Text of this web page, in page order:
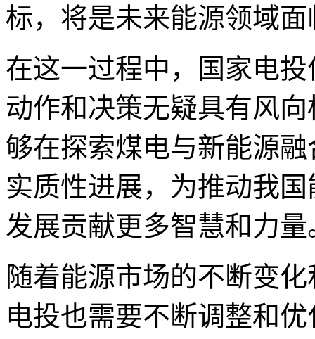
标，将是未来能源领域
在这一过程中，国家电
动作和决策无疑具有风
够在探索煤电与新能源
实质性进展，为推动我
发展贡献更多智慧和力量
随着能源市场的不断变
电投也需要不断调整和